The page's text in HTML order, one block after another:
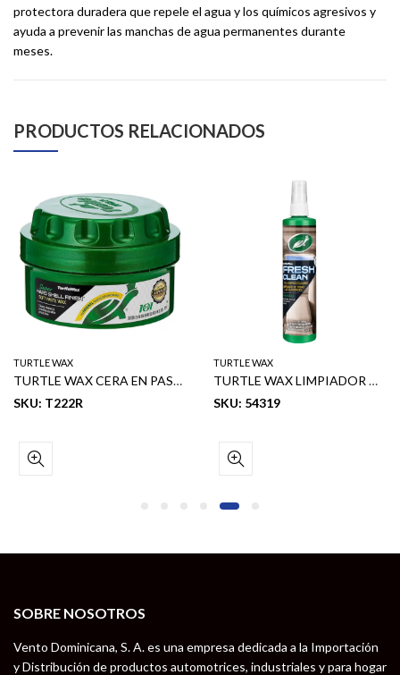
protectora duradera que repele el agua y los químicos agresivos y
ayuda a prevenir las manchas de agua permanentes durante
meses.
PRODUCTOS RELACIONADOS
TURTLE WAX
TURTLE WAX CERA EN PASTA SUPER SUAVE SUPER HARD SHELL 14 OZ
SKU: T222R
TURTLE WAX
TURTLE WAX LIMPIADOR MULTIUSOS FRESCO 10 OZ
SKU: 54319
SOBRE NOSOTROS
Vento Dominicana, S. A. es una empresa dedicada a la Importación
y Distribución de productos automotrices, industriales y para hogar